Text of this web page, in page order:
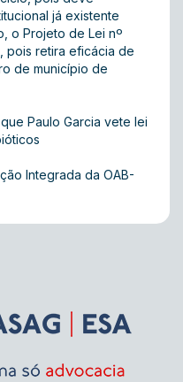
já existente
o Projeto de Lei nº
pois retira eficácia de
de município de
Paulo Garcia vete lei
Integrada da OAB-